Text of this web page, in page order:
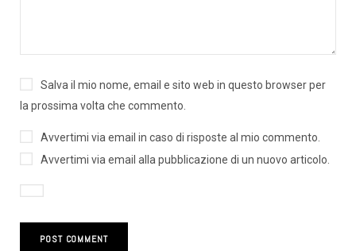
Salva il mio nome, email e sito web in questo browser per
la prossima volta che commento.
Avvertimi via email in caso di risposte al mio commento.
Avvertimi via email alla pubblicazione di un nuovo articolo.